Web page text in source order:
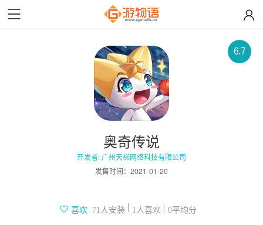
6.7
奥奇传说
开发者: 广州天梯网络科技有限公司
发售时间： 2021-01-20
喜欢 71 人安装 1 人喜欢 0平均分